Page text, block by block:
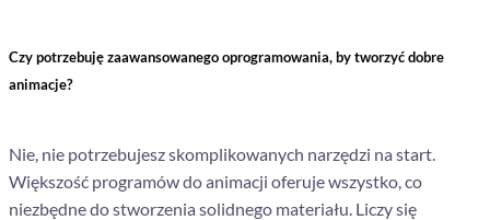
Czy potrzebuję zaawansowanego oprogramowania, by tworzyć dobre
animacje?
Nie, nie potrzebujesz skomplikowanych narzędzi na start.
Większość programów do animacji oferuje wszystko, co
niezbędne do stworzenia solidnego materiału. Liczy się